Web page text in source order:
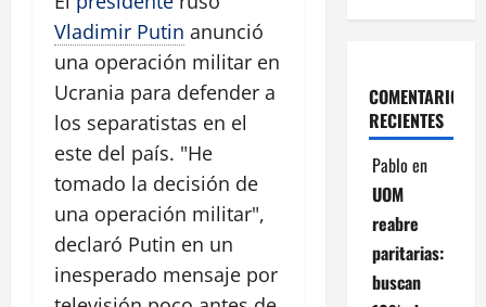
Vladimir Putin anunció
una operación militar en
Ucrania para defender a
los separatistas en el
este del país. "He
tomado la decisión de
una operación militar",
declaró Putin en un
inesperado mensaje por
COMENTARIOS
RECIENTES
Pablo en
UOM
reabre
paritarias:
buscan